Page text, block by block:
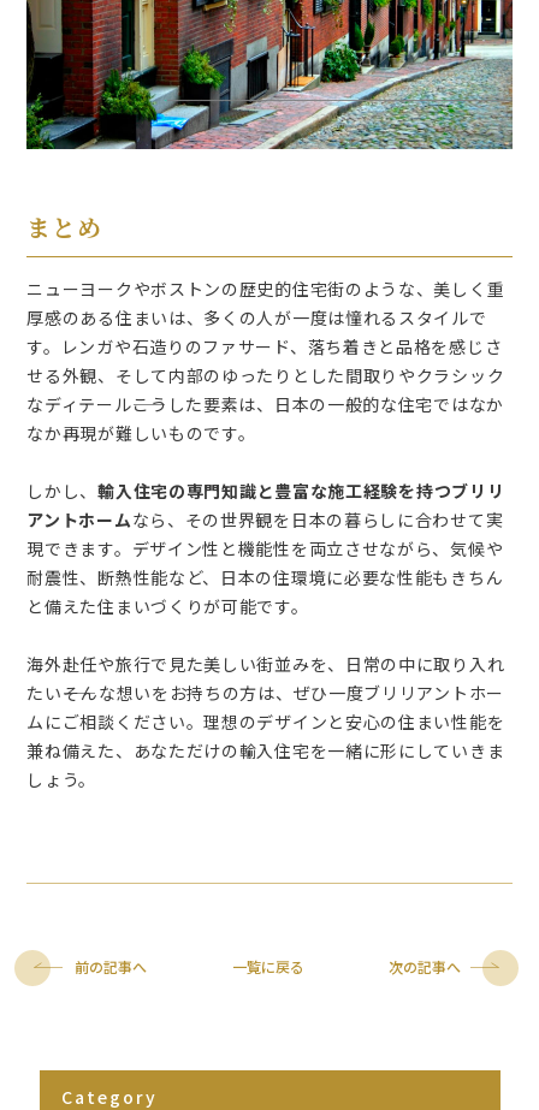
まとめ
ニューヨークやボストンの歴史的住宅街のような、美しく重
厚感のある住まいは、多くの人が一度は憧れるスタイルで
す。レンガや石造りのファサード、落ち着きと品格を感じさ
せる外観、そして内部のゆったりとした間取りやクラシック
なディテール――こうした要素は、日本の一般的な住宅ではなか
なか再現が難しいものです。
しかし、輸入住宅の専門知識と豊富な施工経験を持つブリリ
アントホームなら、その世界観を日本の暮らしに合わせて実
現できます。デザイン性と機能性を両立させながら、気候や
耐震性、断熱性能など、日本の住環境に必要な性能もきちん
と備えた住まいづくりが可能です。
海外赴任や旅行で見た美しい街並みを、日常の中に取り入れ
たい――そんな想いをお持ちの方は、ぜひ一度ブリリアントホー
ムにご相談ください。理想のデザインと安心の住まい性能を
兼ね備えた、あなただけの輸入住宅を一緒に形にしていきま
しょう。
前の記事へ 一覧に戻る 次の記事へ
Category